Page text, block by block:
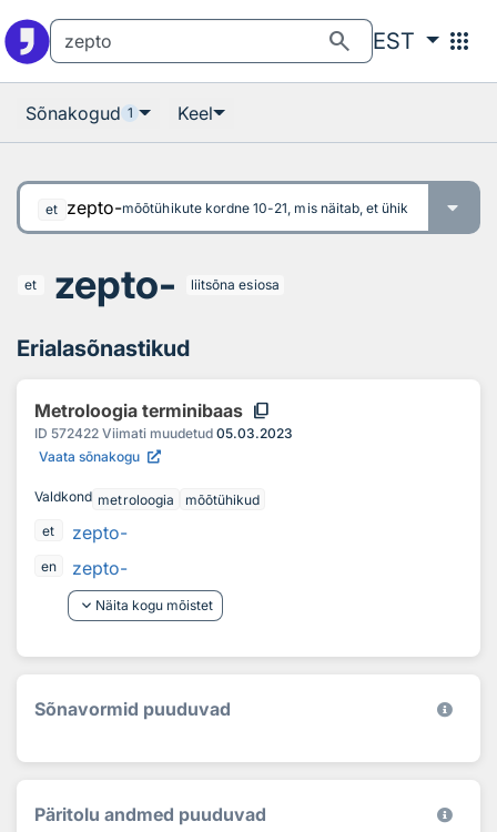
search EST apps
Sõnakogud 1 Keel
et zepto-mõõtühikute kordne 10-21, mis näitab, et ühik on
et zepto- liitsõna esiosa
Erialasõnastikud
Metroloogia terminibaas content_copy
ID 572422 Viimati muudetud 05.03.2023
Vaata sõnakogu
Valdkond metroloogia
mõõtühikud
et
zepto-
en
zepto-
keyboard_arrow_down Näita kogu mõistet
Sõnavormid puuduvad
Päritolu andmed puuduvad